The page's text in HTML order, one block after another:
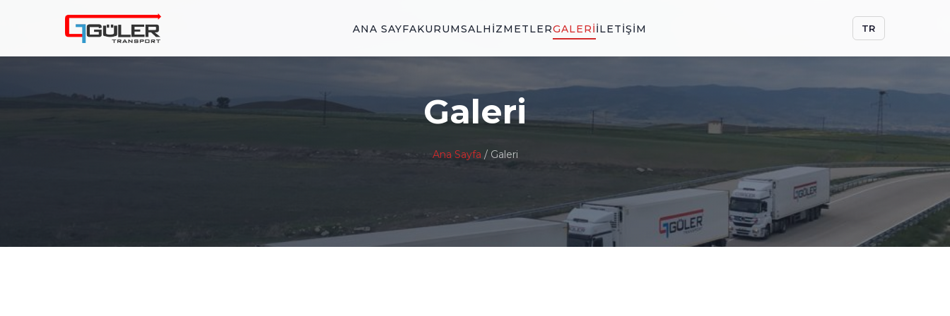
ANA SAYFAKURUMSALHIZMETLERGALERIİLETIŞIM TR
Galeri
Ana Sayfa / Galeri